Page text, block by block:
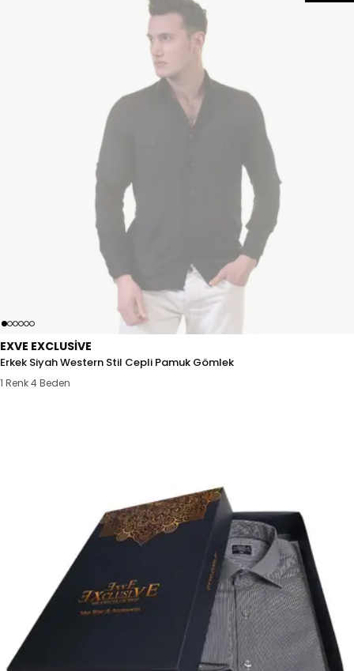
EXVE EXCLUSIVE
Erkek Siyah Western Stil Cepli Pamuk Gömlek
1 Renk 4 Beden